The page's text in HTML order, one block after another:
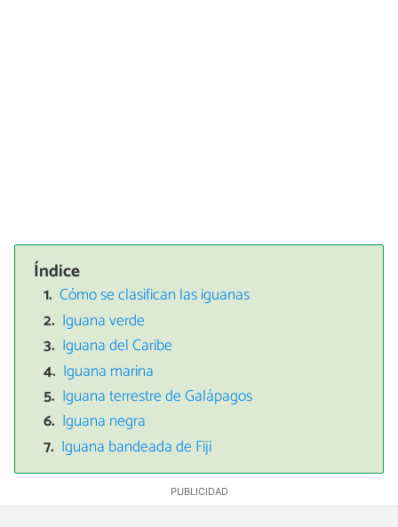
Índice
Cómo se clasifican las iguanas
Iguana verde
Iguana del Caribe
Iguana marina
Iguana terrestre de Galápagos
Iguana negra
Iguana bandeada de Fiji